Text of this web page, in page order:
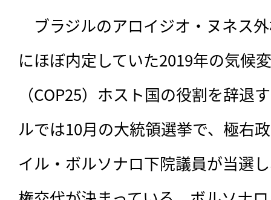
ブラジルのアロイジオ・ヌネス
にほぼ内定していた2019年の気候
（COP25）ホスト国の役割を辞退
ルでは10月の大統領選挙で、極右
イル・ボルソナロ下院議員が当選